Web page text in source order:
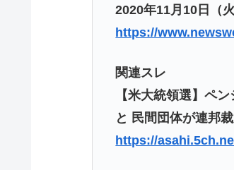
2020年11月10日（
https://
関連スレ
【米大統領選】ペ
と 民間団体が連邦
https://